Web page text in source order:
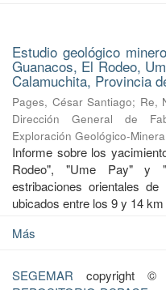
Estudio geológico
Guanacos, El Rodeo,
Calamuchita, Provincia
Pages, César Santiago; Re,
Dirección General de
Exploración Geológico-Minera
Informe sobre los
Rodeo", "Ume Pay" y
estribaciones orientales
ubicados entre los 9 y 14
Más
SEGEMAR copyright ©